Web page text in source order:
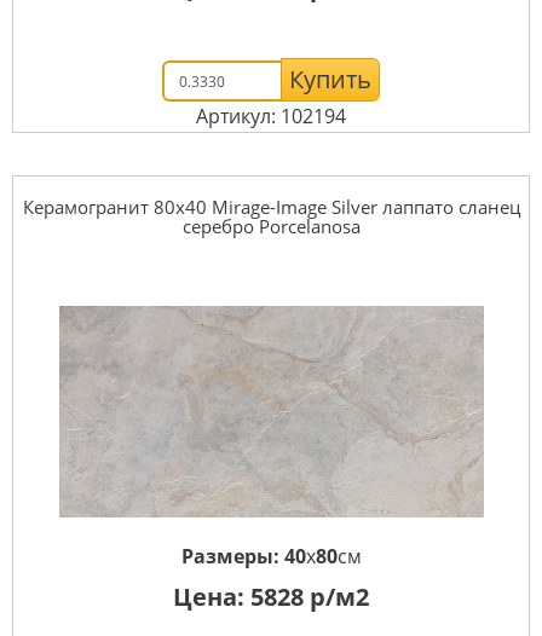
Купить
Артикул: 102194
Керамогранит 80x40 Mirage-Image Silver лаппато сланец
серебро Porcelanosa
Размеры: 40x80см
Цена: 5828 р/м2